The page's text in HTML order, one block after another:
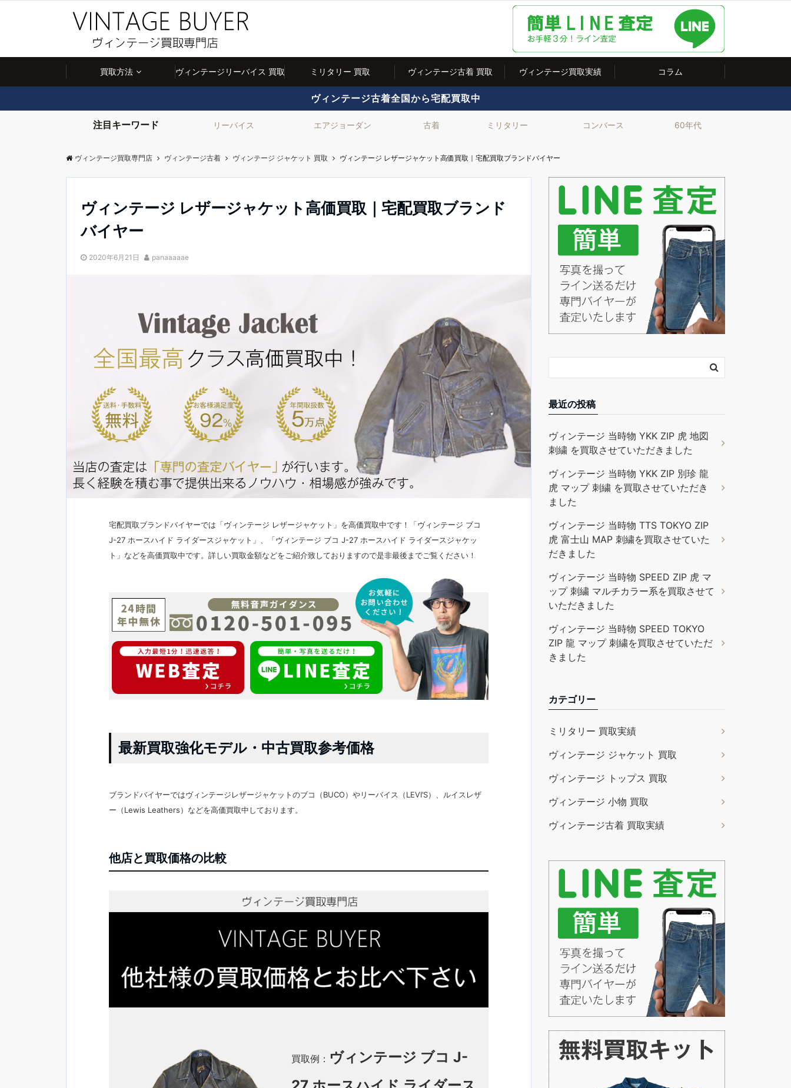
買取方法 ヴィンテージリーバイス 買取 ミリタリー 買取 ヴィンテージ古着 買取 ヴィンテージ買取実績 コラム
ヴィンテージ古着全国から宅配買取中
注目キーワード リーバイス エアジョーダン 古着 ミリタリー コンバース 60年代
ヴィンテージ買取専門店 ヴィンテージ古着 ヴィンテージ ジャケット 買取 ヴィンテージ レザージャケット高価買取｜宅配買取ブランドバイヤー
ヴィンテージ レザージャケット高価買取｜宅配買取ブランド
バイヤー
2020年6月21日 panaaaaae
宅配買取ブランドバイヤーでは「ヴィンテージ レザージャケット」を高価買取中です！「ヴィンテージ ブコ
J-27 ホースハイド ライダースジャケット」、「ヴィンテージ ブコ J-27 ホースハイド ライダースジャケッ
ト」などを高価買取中です。詳しい買取金額などをご紹介致しておりますので是非最後までご覧ください！
最新買取強化モデル・中古買取参考価格
ブランドバイヤーではヴィンテージレザージャケットのブコ（BUCO）やリーバイス（LEVI’S）、ルイスレザ
ー（Lewis Leathers）などを高価買取中しております。
他店と買取価格の比較
買取例： ヴィンテージ ブコ J-
最近の投稿
ヴィンテージ 当時物 YKK ZIP 虎 地図
刺繍 を買取させていただきました
ヴィンテージ 当時物 YKK ZIP 別珍 龍
虎 マップ 刺繍 を買取させていただき
ました
ヴィンテージ 当時物 TTS TOKYO ZIP
虎 富士山 MAP 刺繍を買取させていた
だきました
ヴィンテージ 当時物 SPEED ZIP 虎 マ
ップ 刺繍 マルチカラー系を買取させて
いただきました
ヴィンテージ 当時物 SPEED TOKYO
ZIP 龍 マップ 刺繍を買取させていただ
きました
カテゴリー
ミリタリー 買取実績
ヴィンテージ ジャケット 買取
ヴィンテージ トップス 買取
ヴィンテージ 小物 買取
ヴィンテージ古着 買取実績